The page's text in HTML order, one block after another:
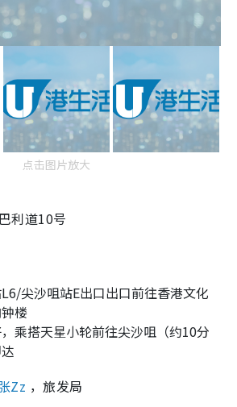
点击图片放大
利道10号
尖沙咀站E出口出口前往香港文化
楼
乘搭天星小轮前往尖沙咀（约10分
Zz ，旅发局